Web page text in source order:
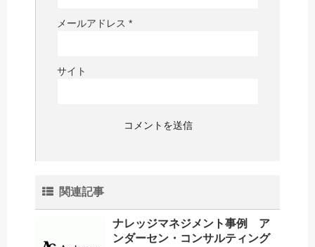
メールアドレス *
サイト
関連記事
ナレッジマネジメント事例 ア
ンダーセン・コンサルティング